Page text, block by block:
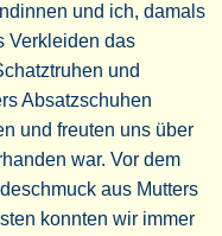
und ich, damals
Verkleiden das
und
Absatzschuhen
und freuten uns über
war. Vor dem
aus Mutters
konnten wir immer